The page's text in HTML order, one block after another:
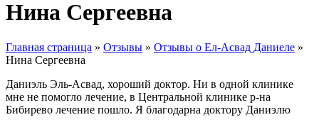
Нина Сергеевна
Главная страница » Отзывы » Отзывы о Ел-Асвад Даниеле »
Нина Сергеевна
Даниэль Эль-Асвад, хороший доктор. Ни в одной клинике
мне не помогло лечение, в Центральной клинике р-на
Бибирево лечение пошло. Я благодарна доктору Даниэлю